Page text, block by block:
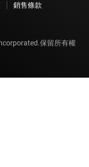
銷售條款
保留所有權